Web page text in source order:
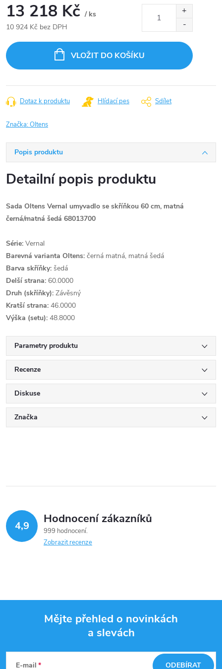
13 218 Kč / ks
10 924 Kč bez DPH
cena:
VLOŽIT DO KOŠÍKU
Dotaz k produktu Hlídací pes Sdílet
Značka:Oltens
Popis produktu
Detailní popis produktu
Sada Oltens Vernal umyvadlo se skříňkou 60 cm, matná
černá/matná šedá 68013700
Série: Vernal
Barevná varianta Oltens: černá matná, matná šedá
Barva skříňky: šedá
Delší strana: 60.0000
Druh (skříňky): Závěsný
Kratší strana: 46.0000
Výška (setu): 48.8000
Parametry produktu
Recenze
Diskuse
Značka
4,9 Hodnocení zákazníků
999 hodnocení
Zobrazit recenze
Mějte přehled o novinkách
a slevách
E-mail ODEBÍRAT